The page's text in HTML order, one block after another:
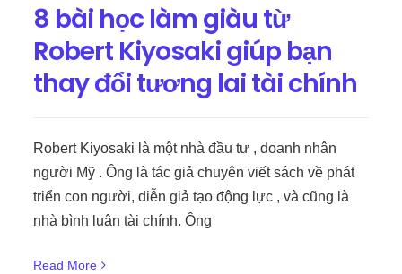
8 bài học làm giàu từ
Robert Kiyosaki giúp bạn
thay đổi tương lai tài chính
Robert Kiyosaki là một nhà đầu tư , doanh nhân
người Mỹ . Ông là tác giả chuyên viết sách về phát
triển con người, diễn giả tạo động lực , và cũng là
nhà bình luận tài chính. Ông
Read More